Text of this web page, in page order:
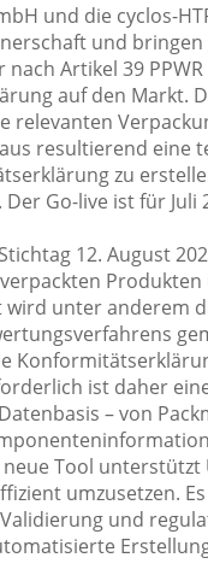
und die cyclos-
und
nach Artikel 39
auf den Markt.
relevanten
resultierend eine
zu
Go-live ist für Juli
12. August
wird unter anderem
ist daher
– von
neue Tool
umzusetzen.
und